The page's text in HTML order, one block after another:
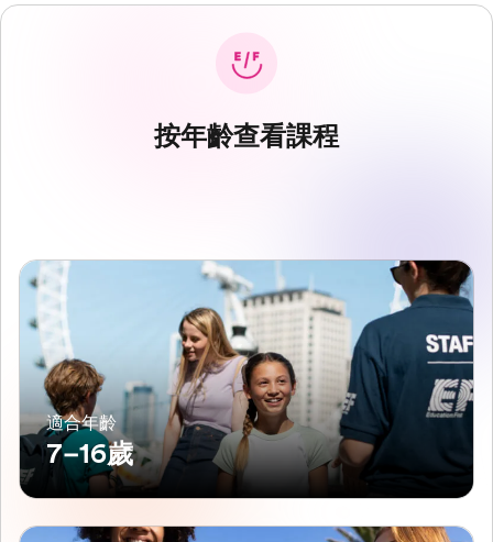
按年齡查看課程
適合年齡
7–16歲